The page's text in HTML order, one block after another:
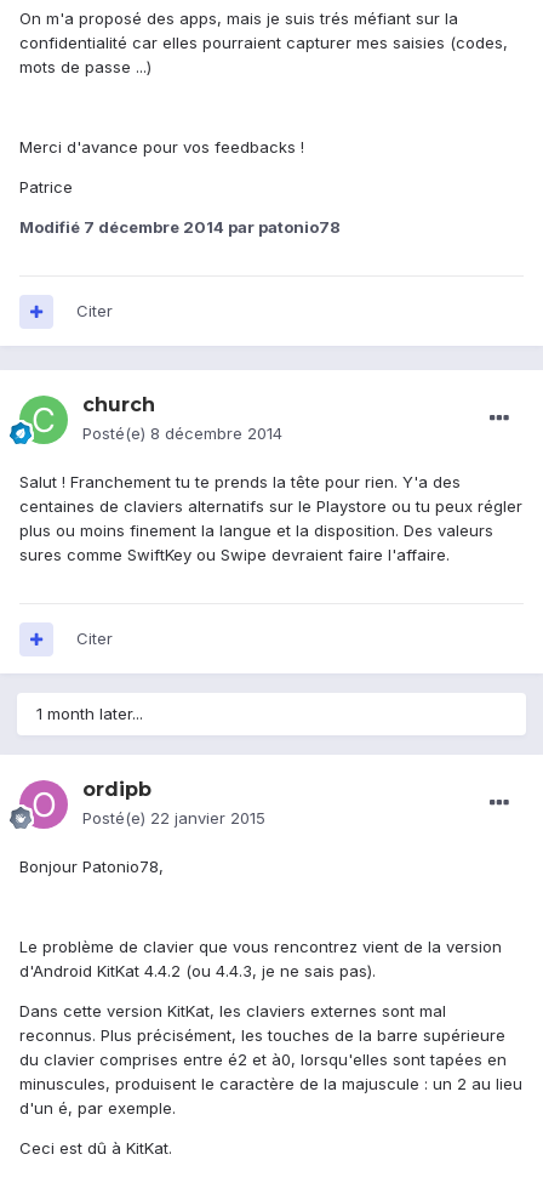
On m'a proposé des apps, mais je suis trés méfiant sur la
confidentialité car elles pourraient capturer mes saisies (codes,
mots de passe ...)
Merci d'avance pour vos feedbacks !
Patrice
Modifié 7 décembre 2014 par patonio78
Citer
church
Posté(e) 8 décembre 2014
Salut ! Franchement tu te prends la tête pour rien. Y'a des
centaines de claviers alternatifs sur le Playstore ou tu peux régler
plus ou moins finement la langue et la disposition. Des valeurs
sures comme SwiftKey ou Swipe devraient faire l'affaire.
Citer
1 month later...
ordipb
Posté(e) 22 janvier 2015
Bonjour Patonio78,
Le problème de clavier que vous rencontrez vient de la version
d'Android KitKat 4.4.2 (ou 4.4.3, je ne sais pas).
Dans cette version KitKat, les claviers externes sont mal
reconnus. Plus précisément, les touches de la barre supérieure
du clavier comprises entre é2 et à0, lorsqu'elles sont tapées en
minuscules, produisent le caractère de la majuscule : un 2 au lieu
d'un é, par exemple.
Ceci est dû à KitKat.